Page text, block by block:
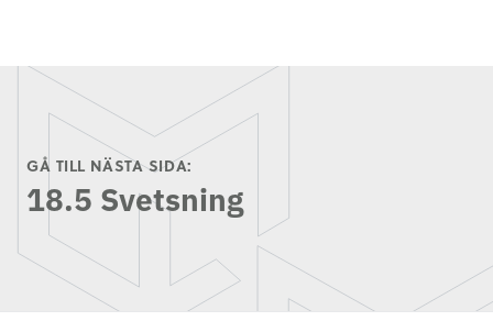
GÅ TILL NÄSTA SIDA:
18.5 Svetsning